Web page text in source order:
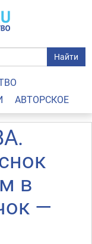
Найти
АВТОРСКОЕ
в
—